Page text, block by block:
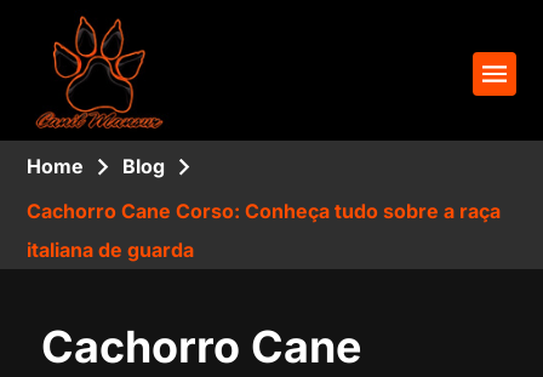
Home
Blog
Cachorro Cane Corso: Conheça tudo sobre a raça
italiana de guarda
Cachorro Cane